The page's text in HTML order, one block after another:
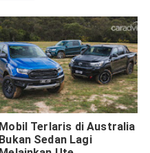
Mobil Terlaris di Australia
Bukan Sedan Lagi